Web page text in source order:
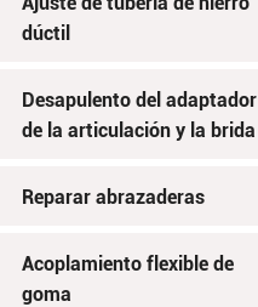
dúctil
Desapulento del adaptador
de la articulación y la brida
Reparar abrazaderas
Acoplamiento flexible de
goma